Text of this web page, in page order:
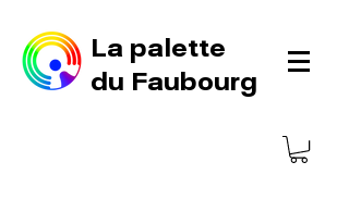
La palette
du Faubourg